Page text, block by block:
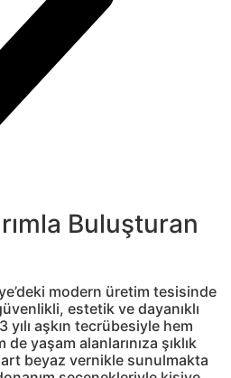
Buluşturan
modern üretim tesisinde
estetik ve dayanıklı
aşkın tecrübesiyle hem
yaşam alanlarınıza şıklık
beyaz vernikle sunulmakta